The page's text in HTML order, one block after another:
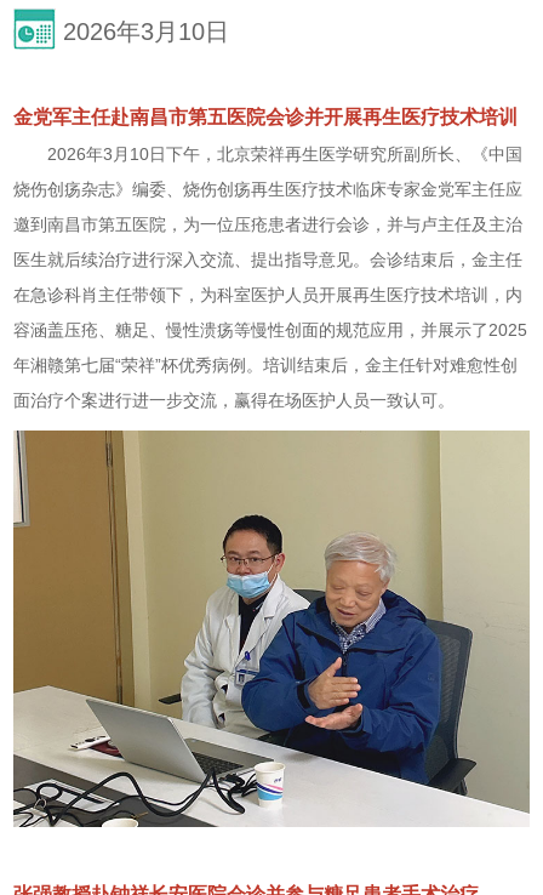
2026年3月10日
金党军主任赴南昌市第五医院会诊并开展再生医疗技术培训
2026年3月10日下午，北京荣祥再生医学研究所副所长、《中国
烧伤创疡杂志》编委、烧伤创疡再生医疗技术临床专家金党军主任应
邀到南昌市第五医院，为一位压疮患者进行会诊，并与卢主任及主治
医生就后续治疗进行深入交流、提出指导意见。会诊结束后，金主任
在急诊科肖主任带领下，为科室医护人员开展再生医疗技术培训，内
容涵盖压疮、糖足、慢性溃疡等慢性创面的规范应用，并展示了2025
年湘赣第七届“荣祥”杯优秀病例。培训结束后，金主任针对难愈性创
面治疗个案进行进一步交流，赢得在场医护人员一致认可。